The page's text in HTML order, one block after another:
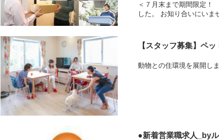
＜７月末まで期間限定！
した。 お知り合いにいま
【スタッフ募集】ペ
動物との住環境を展開し
●新着営業職求人_by